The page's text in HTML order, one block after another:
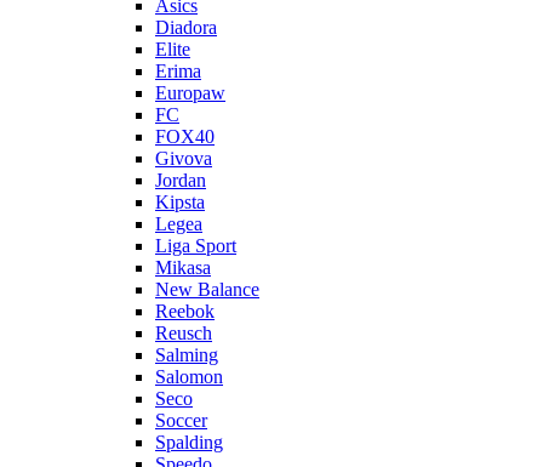
Asics
Diadora
Elite
Erima
Europaw
FC
FOX40
Givova
Jordan
Kipsta
Legea
Liga Sport
Mikasa
New Balance
Reebok
Reusch
Salming
Salomon
Seco
Soccer
Spalding